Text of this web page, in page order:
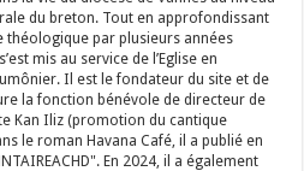
du breton. Tout en approfondissant
théologique par plusieurs années
mis au service de l’Eglise en
Il est le fondateur du site et de
la fonction bénévole de directeur de
Kan Iliz (promotion du cantique
le roman Havana Café, il a publié en
En 2024, il a également